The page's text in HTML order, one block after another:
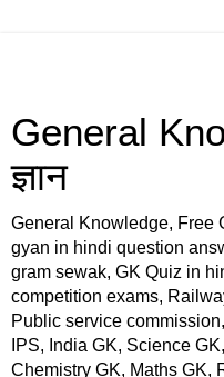
General
ज्ञान
General Knowledge, Free
gyan in hindi question
gram sewak, GK Quiz in
competition exams,
Public service
IPS, India GK, Science
Chemistry GK, Maths GK,